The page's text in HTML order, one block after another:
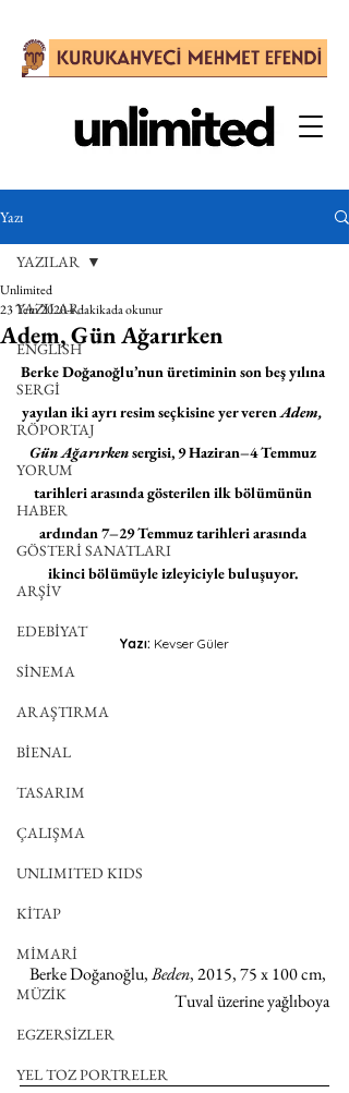
Yazı
YAZILAR
ENGLISH
SERGİ
RÖPORTAJ
YORUM
HABER
GÖSTERİ SANATLARI
ARŞİV
EDEBİYAT
SİNEMA
ARAŞTIRMA
BİENAL
TASARIM
ÇALIŞMA
UNLIMITED KIDS
KİTAP
MİMARİ
MÜZİK
EGZERSİZLER
YEL TOZ PORTRELER
YAZILAR
Adem, Gün Ağarırken
Unlimited
23 Tem 20204 dakikada okunur
Berke Doğanoğlu’nun üretiminin son beş yılına
yayılan iki ayrı resim seçkisine yer veren Adem,
Gün Ağarırken sergisi, 9 Haziran–4 Temmuz
tarihleri arasında gösterilen ilk bölümünün
ardından 7–29 Temmuz tarihleri arasında
ikinci bölümüyle izleyiciyle buluşuyor.
Yazı: Kevser Güler
Berke Doğanoğlu, Beden, 2015, 75 x 100 cm,
Tuval üzerine yağlıboya